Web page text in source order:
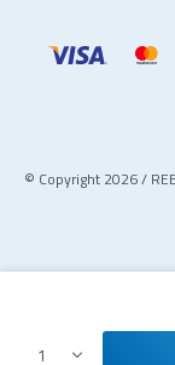
1
© Copyright 2026 /